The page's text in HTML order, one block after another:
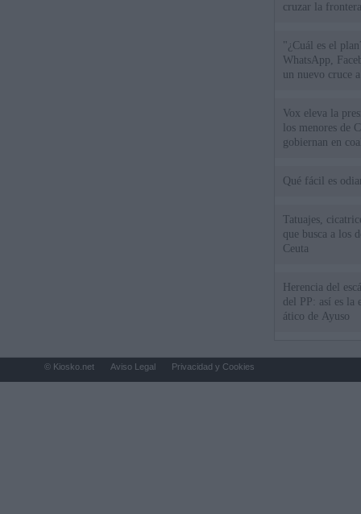
cruzar la
"¿Cuál es el
WhatsApp,
un nuevo cruce
Vox eleva la
los menores de
gobiernan en
Qué fácil es
Tatuajes,
que busca a los
Ceuta
Herencia del
del PP: así es la
ático de Ayuso
© Kiosko.net Aviso Legal Privacidad y Cookies